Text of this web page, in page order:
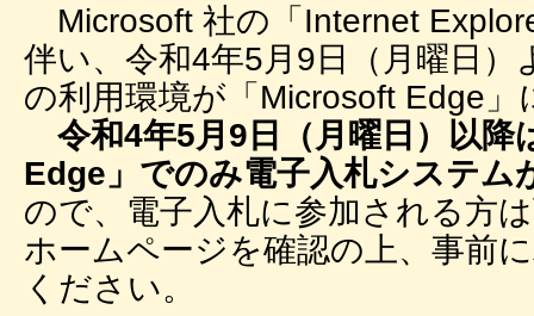
Microsoft 社の「Internet
伴い、令和4年5月9日（月曜日）
の利用環境が「Microsoft Edge」
令和4年5月9日（月曜日）以
Edge」でのみ電子入札システム
ので、電子入札に参加される方
ホームページを確認の上、事前
ください。